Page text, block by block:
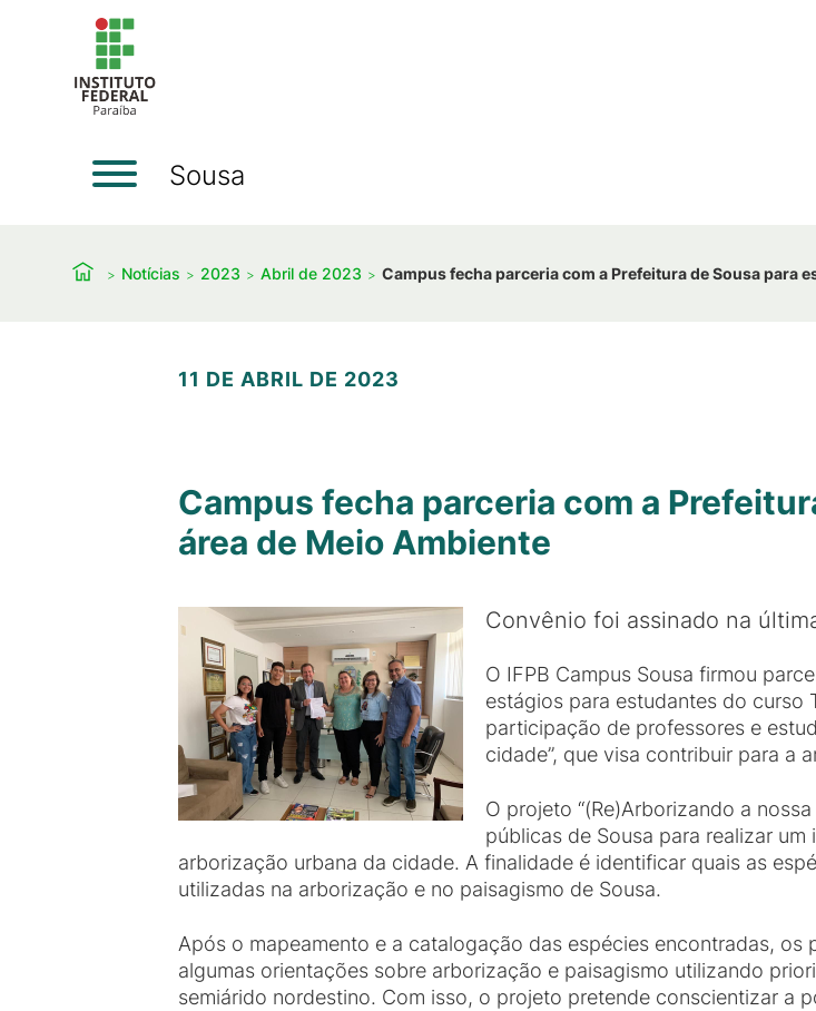
Sousa
Notícias 2023 Abril de 2023 Campus fecha parceria com a Prefeitura de Sousa para
11 DE ABRIL DE 2023
Campus fecha parceria com a
área de Meio Ambiente
Convênio foi assinado na
O IFPB Campus Sousa firmou
estágios para estudantes do curso
participação de professores e
cidade”, que visa contribuir para a
O projeto “(Re)Arborizando a
públicas de Sousa para realizar
arborização urbana da cidade. A finalidade é identificar quais as
utilizadas na arborização e no paisagismo de Sousa.
Após o mapeamento e a catalogação das espécies encontradas,
algumas orientações sobre arborização e paisagismo utilizando
semiárido nordestino. Com isso, o projeto pretende conscientizar a